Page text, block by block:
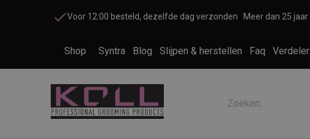
Voor 12:00 besteld, dezelfde dag verzonden Meer dan 25
Shop Syntra Blog Slijpen & herstellen Faq